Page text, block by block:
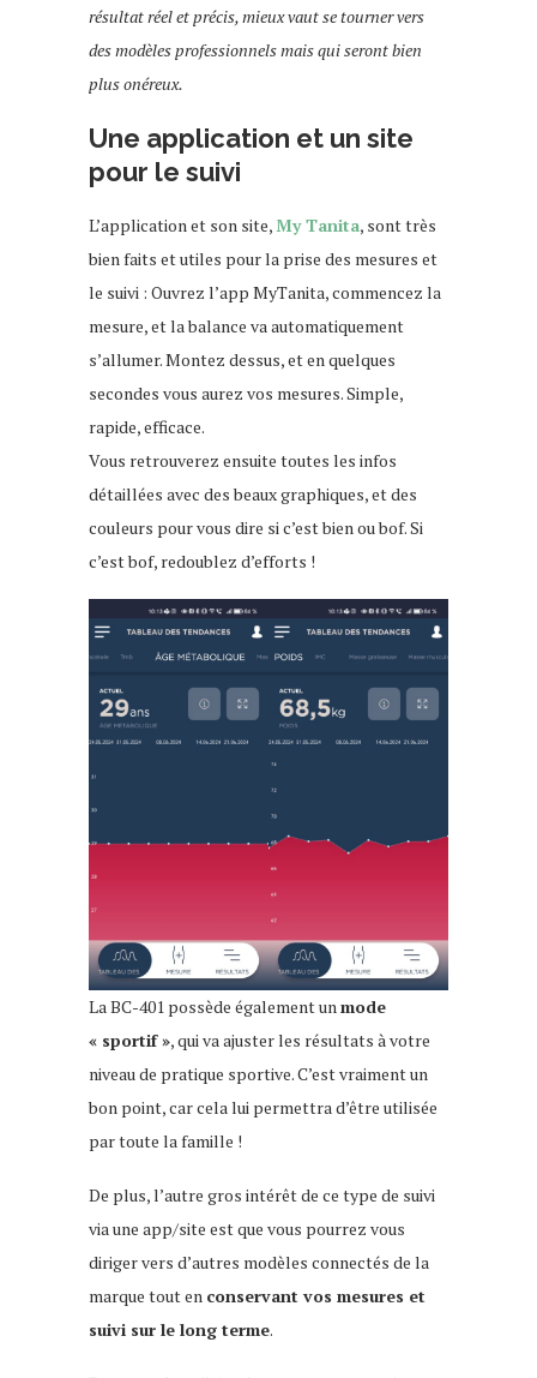
résultat réel et précis, mieux vaut se tourner vers
des modèles professionnels mais qui seront bien
plus onéreux.
Une application et un site
pour le suivi
L’application et son site,My Tanita, sont très
bien faits et utiles pour la prise des mesures et
le suivi : Ouvrez l’app MyTanita, commencez la
mesure, et la balance va automatiquement
s’allumer. Montez dessus, et en quelques
secondes vous aurez vos mesures. Simple,
rapide, efficace.
Vous retrouverez ensuite toutes les infos
détaillées avec des beaux graphiques, et des
couleurs pour vous dire si c’est bien ou bof. Si
c’est bof, redoublez d’efforts !
La BC-401 possède également unmode
« sportif », qui va ajuster les résultats à votre
niveau de pratique sportive. C’est vraiment un
bon point, car cela lui permettra d’être utilisée
par toute la famille !
De plus, l’autre gros intérêt de ce type de suivi
via une app/site est que vous pourrez vous
diriger vers d’autres modèles connectés de la
marque tout en conservant vos mesures et
suivi sur le long terme.